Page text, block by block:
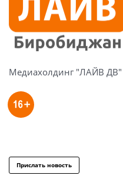
Медиахолдинг "ЛАЙВ ДВ"
Прислать новость